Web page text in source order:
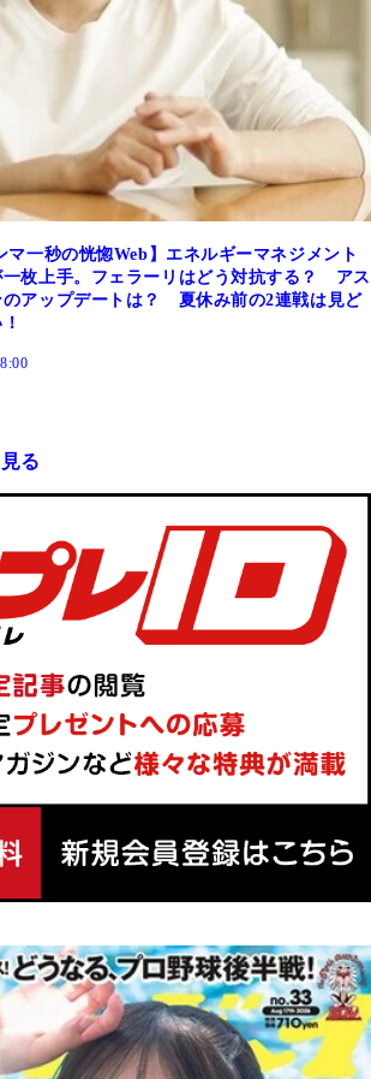
マ一秒の恍惚Web】エネルギーマネジメント
一枚上手。フェラーリはどう対抗する？ アス
のアップデートは？ 夏休み前の2連戦は見ど
る